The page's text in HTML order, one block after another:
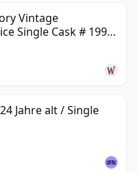
Vintage
Single Cask # 1991
Jahre alt / Single